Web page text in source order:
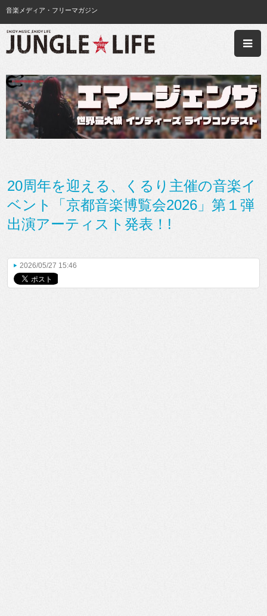
音楽メディア・フリーマガジン
20周年を迎える、くるり主催の音楽イ
ベント「京都音楽博覧会2026」第１弾
出演アーティスト発表！!
2026/05/27 15:46